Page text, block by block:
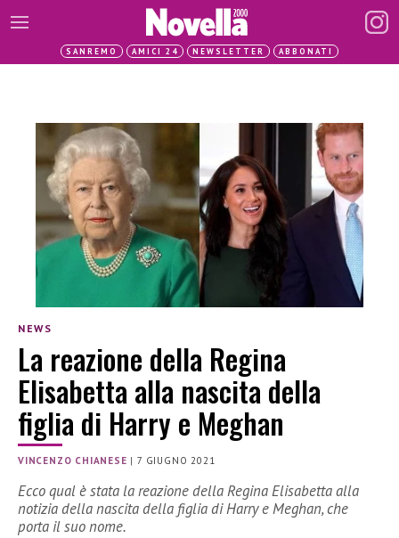
SANREMO AMICI 24 NEWSLETTER ABBONATI
NEWS
La reazione della Regina
Elisabetta alla nascita della
figlia di Harry e Meghan
VINCENZO CHIANESE |7 GIUGNO 2021
Ecco qual è stata la reazione della Regina Elisabetta alla
notizia della nascita della figlia di Harry e Meghan, che
porta il suo nome.